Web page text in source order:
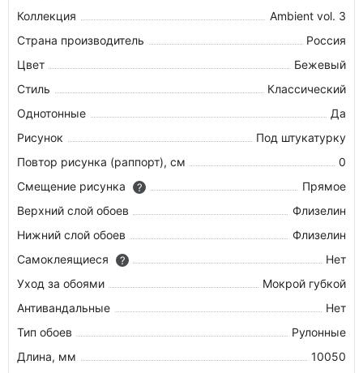
Коллекция
Ambient vol. 3
Страна производитель
Россия
Цвет
Бежевый
Стиль
Классический
Однотонные
Да
Рисунок
Под штукатурку
Повтор рисунка (раппорт), см
0
Смещение рисунка
?
Прямое
Верхний слой обоев
Флизелин
Нижний слой обоев
Флизелин
Самоклеящиеся
?
Нет
Уход за обоями
Мокрой губкой
Антивандальные
Нет
Тип обоев
Рулонные
Длина, мм
10050